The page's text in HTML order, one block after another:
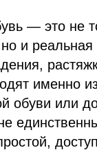
— это не
и реальная
именно
обуви или